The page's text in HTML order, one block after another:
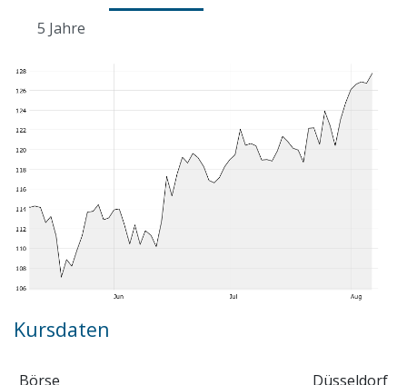
5 Jahre
Kursdaten
Börse
Düsseldorf